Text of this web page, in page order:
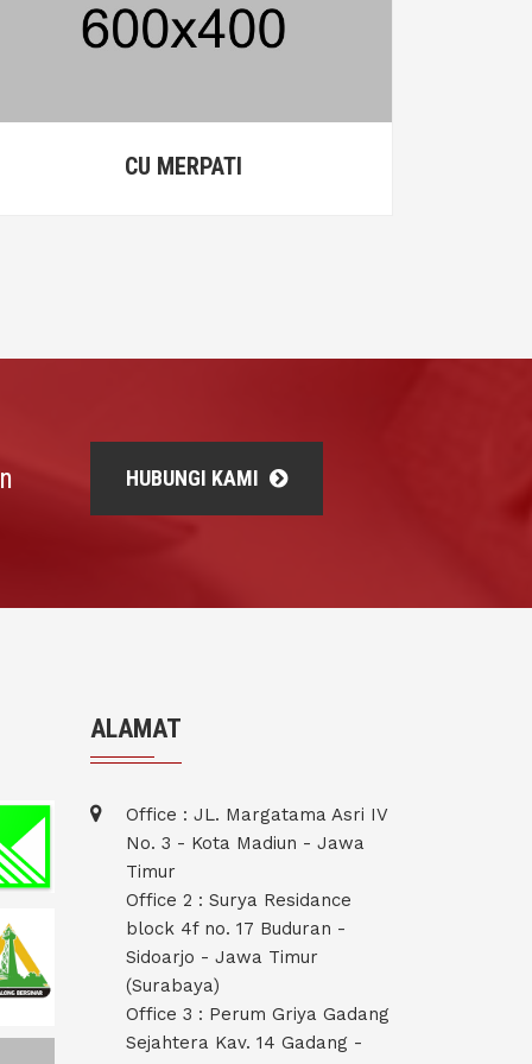
CU MERPATI
HUBUNGI KAMI
ALAMAT
Office : JL. Margatama Asri IV
No. 3 - Kota Madiun - Jawa
Timur
Office 2 : Surya Residance
block 4f no. 17 Buduran -
Sidoarjo - Jawa Timur
(Surabaya)
Office 3 : Perum Griya Gadang
Sejahtera Kav. 14 Gadang -